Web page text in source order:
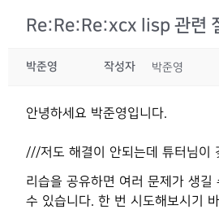
Re:Re:Re:xcx lisp 관련
박준영 작성자 박준영
안녕하세요 박준영입니다.
///저도 해결이 안되는데 튜터님이
리습을 공유하면 여러 문제가 생
수 있습니다. 한 번 시도해보시기